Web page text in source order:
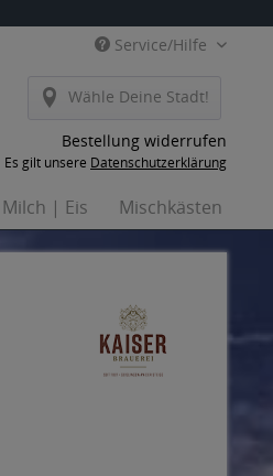
Service/Hilfe
Wähle Deine Stadt!
Bestellung widerrufen
Es gilt unsere Datenschutzerklärung
Milch | Eis Mischkästen